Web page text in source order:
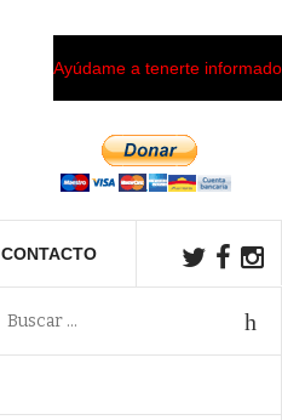
Ayúdame a tenerte informado
CONTACTO